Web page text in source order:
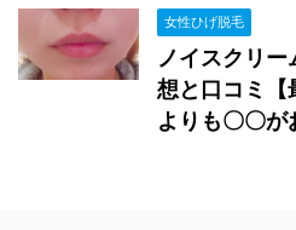
女性ひげ脱毛
ノイスクリ
想と口コミ【
よりも〇〇が